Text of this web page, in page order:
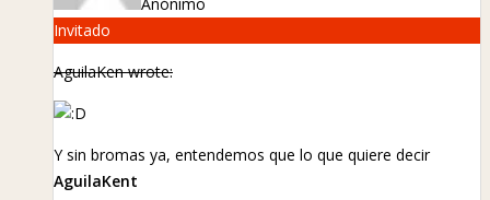
Invitado
AguilaKen wrote:
Y sin bromas ya, entendemos que lo que quiere decir
AguilaKent